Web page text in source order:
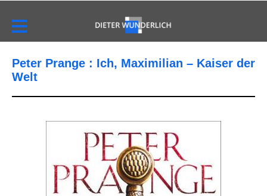
Peter Prange : Ich, Maximilian – Kaiser der
Welt